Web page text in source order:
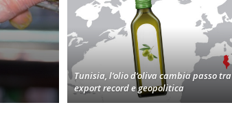
Tunisia, l’olio d’oliva cambia passo tra
export record e geopolitica